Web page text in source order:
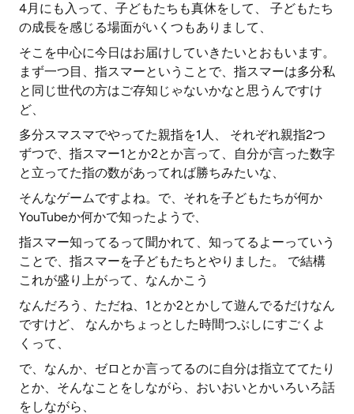
4月にも入って、子どもたちも真休をして、 子どもたち
の成長を感じる場面がいくつもありまして、
そこを中心に今日はお届けしていきたいとおもいます。
まず一つ目、指スマーということで、指スマーは多分私
と同じ世代の方はご存知じゃないかなと思うんですけ
ど、
多分スマスマでやってた親指を1人、 それぞれ親指2つ
ずつで、指スマー1とか2とか言って、自分が言った数字
と立ってた指の数があってれば勝ちみたいな、
そんなゲームですよね。で、それを子どもたちが何か
YouTubeか何かで知ったようで、
指スマー知ってるって聞かれて、知ってるよーっていう
ことで、指スマーを子どもたちとやりました。 で結構
これが盛り上がって、なんかこう
なんだろう、ただね、1とか2とかして遊んでるだけなん
ですけど、 なんかちょっとした時間つぶしにすごくよ
くって、
で、なんか、ゼロとか言ってるのに自分は指立ててたり
とか、そんなことをしながら、おいおいとかいろいろ話
をしながら、